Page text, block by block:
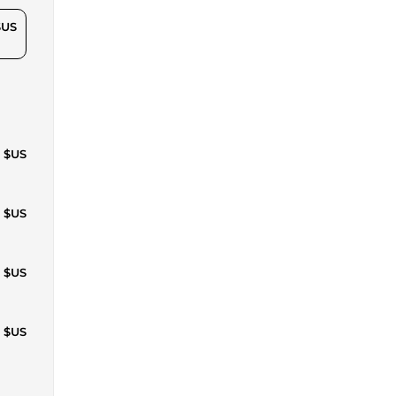
$US
$US
$US